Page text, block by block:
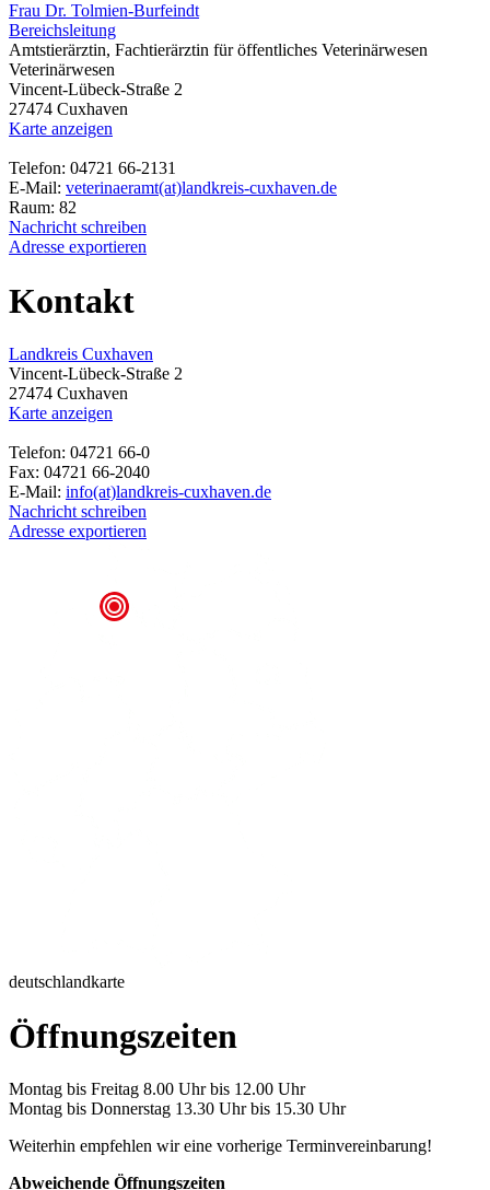
Frau Dr. Tolmien-Burfeindt
Bereichsleitung
Amtstierärztin, Fachtierärztin für öffentliches Veterinärwesen
Veterinärwesen
Vincent-Lübeck-Straße 2
27474 Cuxhaven
Karte anzeigen
Telefon: 04721 66-2131
E-Mail: veterinaeramt(at)landkreis-cuxhaven.de
Raum: 82
Nachricht schreiben
Adresse exportieren
Kontakt
Landkreis Cuxhaven
Vincent-Lübeck-Straße 2
27474 Cuxhaven
Karte anzeigen
Telefon: 04721 66-0
Fax: 04721 66-2040
E-Mail: info(at)landkreis-cuxhaven.de
Nachricht schreiben
Adresse exportieren
deutschlandkarte
Öffnungszeiten
Montag bis Freitag 8.00 Uhr bis 12.00 Uhr
Montag bis Donnerstag 13.30 Uhr bis 15.30 Uhr
Weiterhin empfehlen wir eine vorherige Terminvereinbarung!
Abweichende Öffnungszeiten